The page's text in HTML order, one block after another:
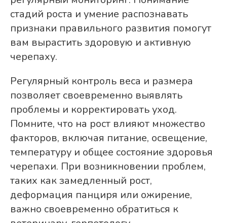
стадий роста и умение распознавать
признаки правильного развития помогут
вам вырастить здоровую и активную
черепаху.
Регулярный контроль веса и размера
позволяет своевременно выявлять
проблемы и корректировать уход.
Помните, что на рост влияют множество
факторов, включая питание, освещение,
температуру и общее состояние здоровья
черепахи. При возникновении проблем,
таких как замедленный рост,
деформация панциря или ожирение,
важно своевременно обратиться к